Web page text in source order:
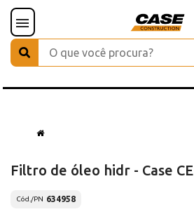
Filtro de óleo hidr - Case CE
Cód./PN 634958